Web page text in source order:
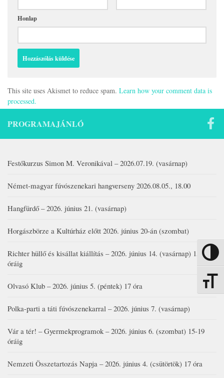
Nagy
Honlap
This site uses Akismet to reduce spam. Learn how your comment data is
processed.
PROGRAMAJÁNLÓ
Festőkurzus Simon M. Veronikával – 2026.07.19. (vasárnap)
Német-magyar fúvószenekari hangverseny 2026.08.05., 18.00
Hangfürdő – 2026. június 21. (vasárnap)
Horgászbörze a Kultúrház előtt 2026. június 20-án (szombat)
Richter hüllő és kisállat kiállítás – 2026. június 14. (vasárnap) 15-17
óráig
Olvasó Klub – 2026. június 5. (péntek) 17 óra
Polka-parti a táti fúvószenekarral – 2026. június 7. (vasárnap)
Vár a tér! – Gyermekprogramok – 2026. június 6. (szombat) 15-19
óráig
Nemzeti Összetartozás Napja – 2026. június 4. (csütörtök) 17 óra